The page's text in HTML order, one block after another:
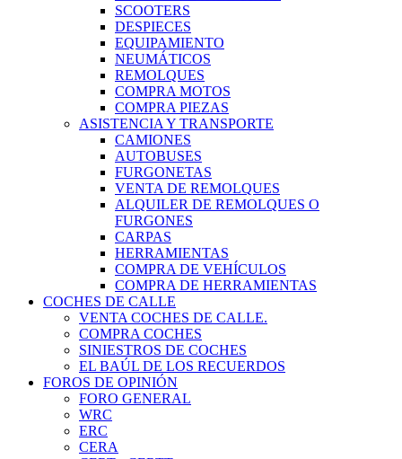
SCOOTERS
DESPIECES
EQUIPAMIENTO
NEUMÁTICOS
REMOLQUES
COMPRA MOTOS
COMPRA PIEZAS
ASISTENCIA Y TRANSPORTE
CAMIONES
AUTOBUSES
FURGONETAS
VENTA DE REMOLQUES
ALQUILER DE REMOLQUES O
FURGONES
CARPAS
HERRAMIENTAS
COMPRA DE VEHÍCULOS
COMPRA DE HERRAMIENTAS
COCHES DE CALLE
VENTA COCHES DE CALLE.
COMPRA COCHES
SINIESTROS DE COCHES
EL BAÚL DE LOS RECUERDOS
FOROS DE OPINIÓN
FORO GENERAL
WRC
ERC
CERA